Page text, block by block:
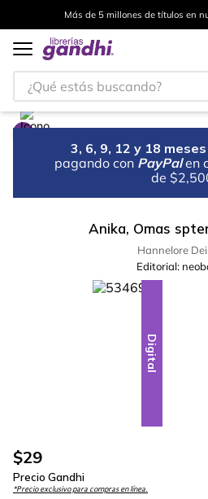
Más de 5 millones de títulos en
¿Qué estás buscando?
3, 6, 9, 12 y 18
pagando con PayPal en
de
Anika, Omas
Hannelore
Editorial:
Digital
$29
Precio Gandhi
*Precio exclusivo para compras en línea.